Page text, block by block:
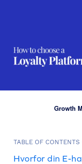
Growth
TABLE OF CONTENTS
Hvorfor din E-